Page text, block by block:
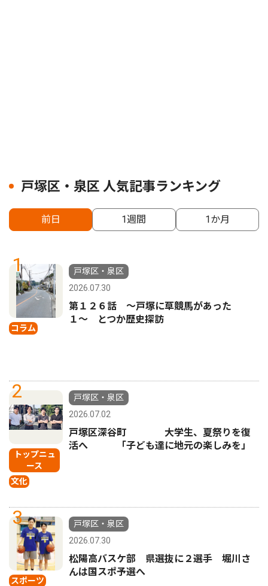
戸塚区・泉区 人気記事ランキング
前日 1週間 1か月
1
コラム
戸塚区・泉区
2026.07.30
第１２６話 〜戸塚に草競馬があった
１〜 とつか歴史探訪
2
トップニュ
ース
文化
戸塚区・泉区
2026.07.02
戸塚区深谷町 大学生、夏祭りを復
活へ 「子ども達に地元の楽しみを」
3
スポーツ
戸塚区・泉区
2026.07.30
松陽高バスケ部 県選抜に２選手 堀川さ
んは国スポ予選へ